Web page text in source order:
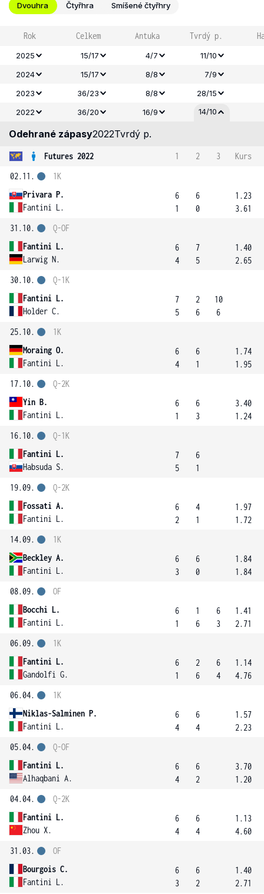
Dvouhra Čtyřhra Smíšené čtyřhry
Rok Celkem Antuka Tvrdý p.
2025 15/17 4/7
11/10
2024
15/17 8/8
7/9
2023
36/23 8/8
28/15
2022
36/20 16/9 14/10
Odehrané zápasy2022Tvrdý p.
Futures 2022 1 2 3
Kurs
02.11.
Privara P.
Fantini L.
1K
6
1
6
0
1.23
3.61
31.10.
Fantini L.
Larwig N.
Q-OF
6
4
7
5
1.40
2.65
30.10.
Fantini L.
Holder C.
Q-1K
7
5
2
6
10
6
25.10.
Moraing O.
Fantini L.
1K
6
4
6
1
1.74
1.95
17.10.
Yin B.
Fantini L.
Q-2K
6
1
6
3
3.40
1.24
16.10.
Fantini L.
Habsuda S.
Q-1K
7
5
6
1
19.09.
Fossati A.
Fantini L.
Q-2K
6
2
4
1
1.97
1.72
14.09.
Beckley A.
Fantini L.
1K
6
3
6
0
1.84
1.84
08.09.
Bocchi L.
Fantini L.
OF
6
1
1
6
6
3
1.41
2.71
06.09.
Fantini L.
Gandolfi G.
1K
6
1
2
6
6
4
1.14
4.76
06.04.
Niklas-Salminen P.
Fantini L.
1K
6
4
6
4
1.57
2.23
05.04.
Fantini L.
Alhaqbani A.
Q-OF
6
4
6
2
3.70
1.20
04.04.
Fantini L.
Zhou X.
Q-2K
6
4
6
4
1.13
4.60
31.03.
Bourgois C.
Fantini L.
OF
6
3
6
2
1.40
2.71